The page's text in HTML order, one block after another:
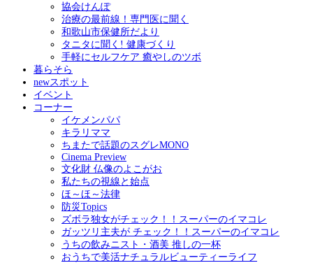
協会けんぽ
治療の最前線！専門医に聞く
和歌山市保健所だより
タニタに聞く! 健康づくり
手軽にセルフケア 癒やしのツボ
暮らそら
newスポット
イベント
コーナー
イケメンパパ
キラリママ
ちまたで話題のスグレMONO
Cinema Preview
文化財 仏像のよこがお
私たちの視線と始点
ほ～ほ～法律
防災Topics
ズボラ独女がチェック！！スーパーのイマコレ
ガッツリ主夫が チェック！！スーパーのイマコレ
うちの飲みニスト・酒美 推しの一杯
おうちで美活ナチュラルビューティーライフ